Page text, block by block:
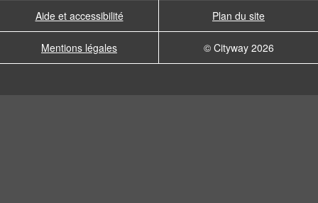
Aide et accessibilité Plan du site
Mentions légales © Cityway 2026